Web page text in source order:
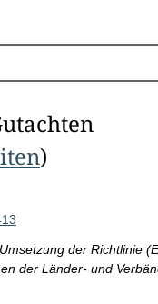
)
der Richtlinie
der Länder- und